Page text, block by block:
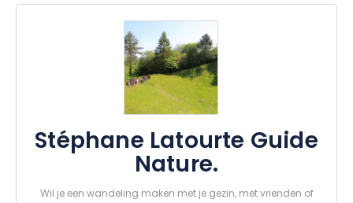
Stéphane Latourte Guide
Nature.
Wil je een wandeling maken met je gezin, met vrienden of